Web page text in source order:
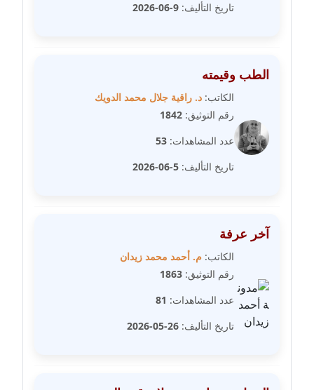
مدونة غادة زهران
مدونة غادة سيد
عاملة
مدونة غازي جابر
عاملة
مدونة فاطمة البسريني
مدونة فاطمة الزهراء بناني
موقوف
مدونة فاطمة حجازي
عاملة
مدونة فيرا زولوتاريفا
تاريخ التأليف: 9-06-2026
الطب وقيمته
الكاتب: د. راقية جلال محمد الدويك
رقم التوثيق: 1842
عدد المشاهدات: 53
تاريخ التأليف: 5-06-2026
آخر عرفة
الكاتب: م. أحمد محمد زيدان
رقم التوثيق: 1863
عدد المشاهدات: 81
تاريخ التأليف: 26-05-2026